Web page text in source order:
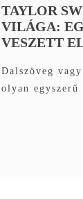
TAYLOR
VILÁGA:
VESZETT
Dalszöveg
olyan egyszerű